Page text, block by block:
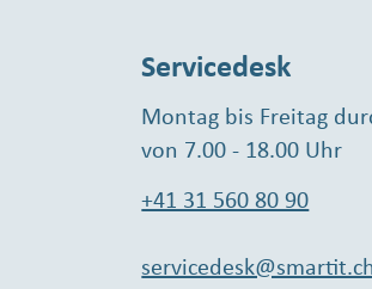
Servicedesk
Montag bis Freitag
von 7.00 - 18.00 Uhr
+41 31 560 80 90
servicedesk@smartit.ch